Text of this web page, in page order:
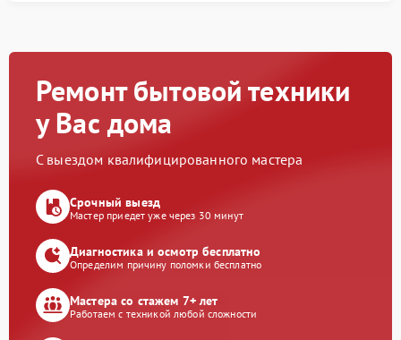
Ремонт бытовой техники
у Вас дома
С выездом квалифицированного мастера
Срочный выезд
Мастер приедет уже через 30 минут
Диагностика и осмотр бесплатно
Определим причину поломки бесплатно
Мастера со стажем 7+ лет
Работаем с техникой любой сложности